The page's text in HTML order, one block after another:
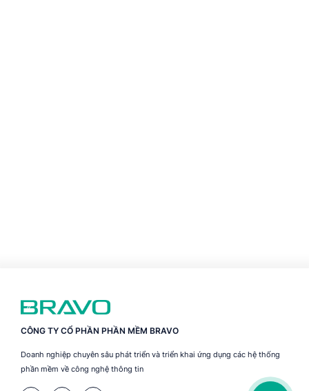
CÔNG TY CỔ PHẦN PHẦN MỀM BRAVO
Doanh nghiệp chuyên sâu phát triển và triển khai ứng dụng các hệ thống
phần mềm về công nghệ thông tin